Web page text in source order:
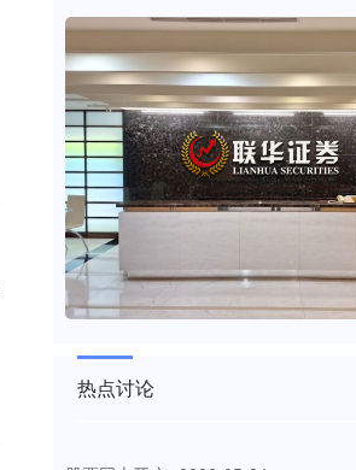
热点讨论
配资公司有哪些 西南证券：给予再升